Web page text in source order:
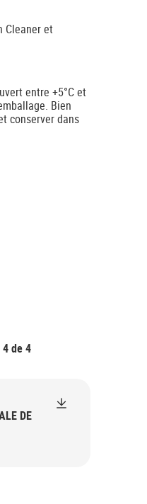
Cleaner et
entre +5°C et
Bien
conserver dans
4de4
DE